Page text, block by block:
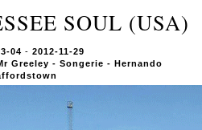
SOUL (USA)
04 - 2012-11-29
Greeley - Songerie - Hernando